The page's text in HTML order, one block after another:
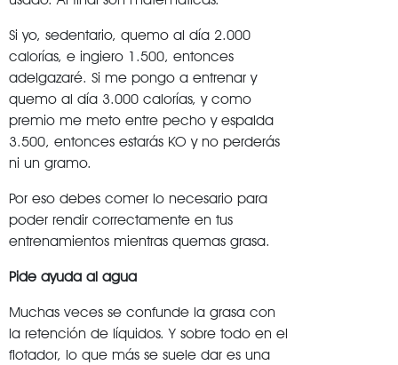
Si yo, sedentario, quemo al día 2.000
calorías, e ingiero 1.500, entonces
adelgazaré. Si me pongo a entrenar y
quemo al día 3.000 calorías, y como
premio me meto entre pecho y espalda
3.500, entonces estarás KO y no perderás
ni un gramo.
Por eso debes comer lo necesario para
poder rendir correctamente en tus
entrenamientos mientras quemas grasa.
Pide ayuda al agua
Muchas veces se confunde la grasa con
la retención de líquidos. Y sobre todo en el
flotador, lo que más se suele dar es una